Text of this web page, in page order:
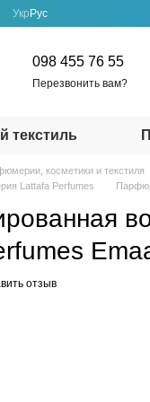
Укр Рус
098 455 76 55
Перезвонить вам?
текстиль
косметики и текстиля
Lattafa Perfumes
отзыв